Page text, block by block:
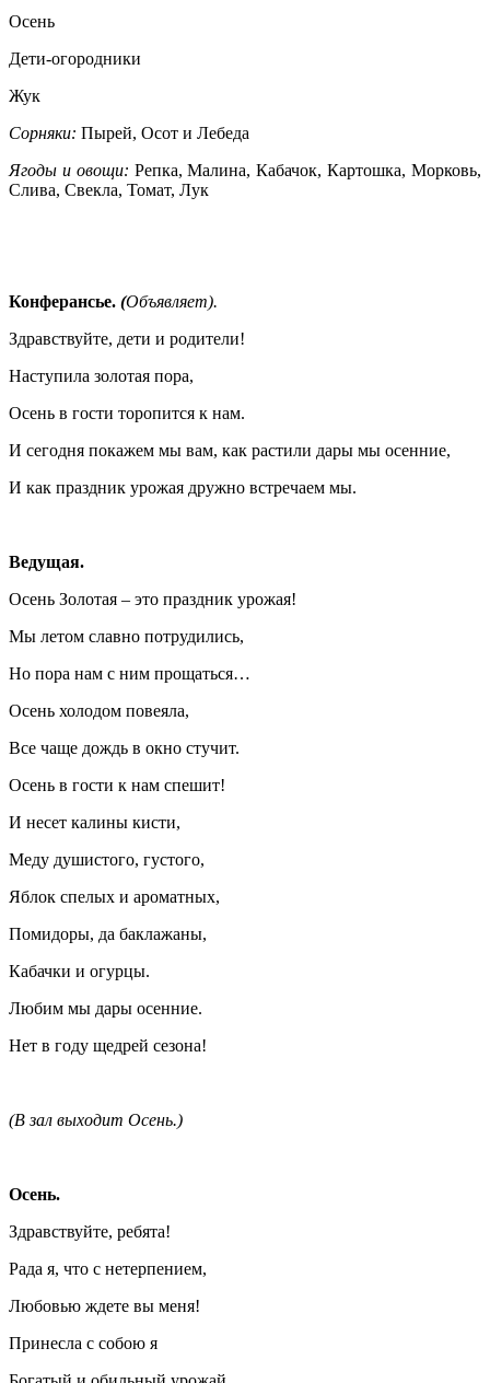
Осень
Дети-огородники
Жук
Сорняки: Пырей, Осот и Лебеда
Ягоды и овощи: Репка, Малина, Кабачок, Картошка, Морковь,
Слива, Свекла, Томат, Лук
Конферансье. (Объявляет).
Здравствуйте, дети и родители!
Наступила золотая пора,
Осень в гости торопится к нам.
И сегодня покажем мы вам, как растили дары мы осенние,
И как праздник урожая дружно встречаем мы.
Ведущая.
Осень Золотая – это праздник урожая!
Мы летом славно потрудились,
Но пора нам с ним прощаться…
Осень холодом повеяла,
Все чаще дождь в окно стучит.
Осень в гости к нам спешит!
И несет калины кисти,
Меду душистого, густого,
Яблок спелых и ароматных,
Помидоры, да баклажаны,
Кабачки и огурцы.
Любим мы дары осенние.
Нет в году щедрей сезона!
(В зал выходит Осень.)
Осень.
Здравствуйте, ребята!
Рада я, что с нетерпением,
Любовью ждете вы меня!
Принесла с собою я